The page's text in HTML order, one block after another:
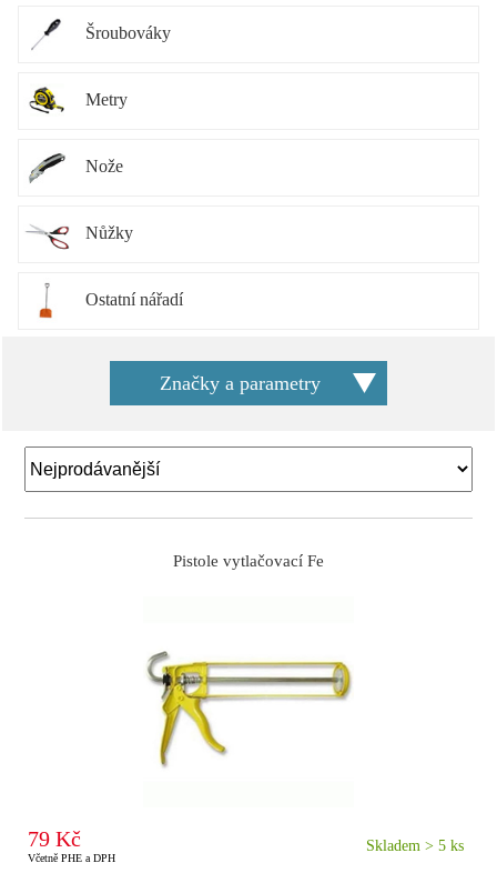
Šroubováky
Metry
Nože
Nůžky
Ostatní nářadí
Značky a parametry
Pistole vytlačovací Fe
79 Kč
Včetně PHE a DPH
Skladem > 5 ks